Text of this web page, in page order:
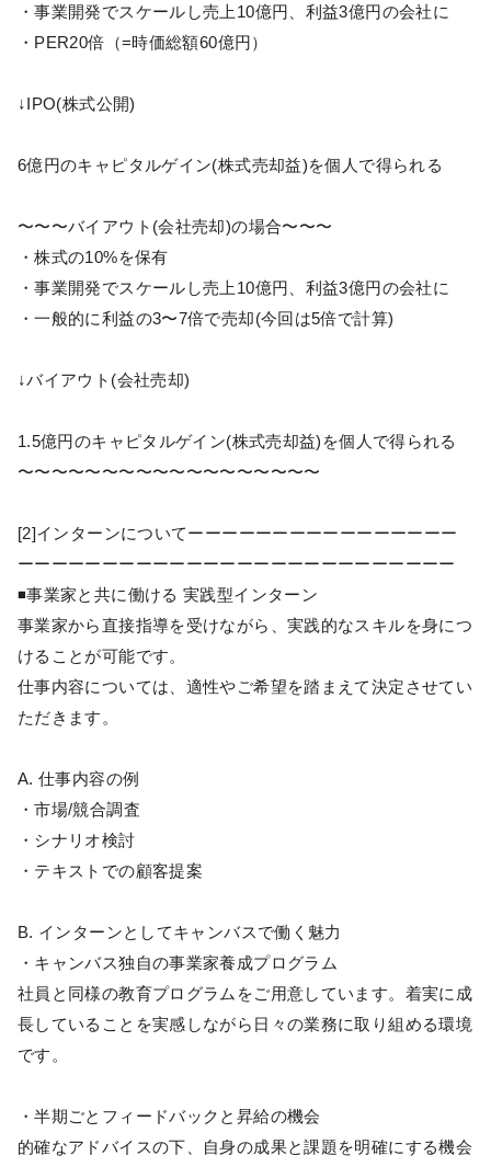
・事業開発でスケールし売上10億円、利益3億円の会社に
・PER20倍（=時価総額60億円）
↓IPO(株式公開)
6億円のキャピタルゲイン(株式売却益)を個人で得られる
〜〜〜バイアウト(会社売却)の場合〜〜〜
・株式の10%を保有
・事業開発でスケールし売上10億円、利益3億円の会社に
・一般的に利益の3〜7倍で売却(今回は5倍で計算)
↓バイアウト(会社売却)
1.5億円のキャピタルゲイン(株式売却益)を個人で得られる
〜〜〜〜〜〜〜〜〜〜〜〜〜〜〜〜〜〜
[2]インターンについてーーーーーーーーーーーーーーーー
ーーーーーーーーーーーーーーーーーーーーーーーーーー
◾️事業家と共に働ける 実践型インターン
事業家から直接指導を受けながら、実践的なスキルを身につ
けることが可能です。
仕事内容については、適性やご希望を踏まえて決定させてい
ただきます。
A. 仕事内容の例
・市場/競合調査
・シナリオ検討
・テキストでの顧客提案
B. インターンとしてキャンバスで働く魅力
・キャンバス独自の事業家養成プログラム
社員と同様の教育プログラムをご用意しています。着実に成
長していることを実感しながら日々の業務に取り組める環境
です。
・半期ごとフィードバックと昇給の機会
的確なアドバイスの下、自身の成果と課題を明確にする機会